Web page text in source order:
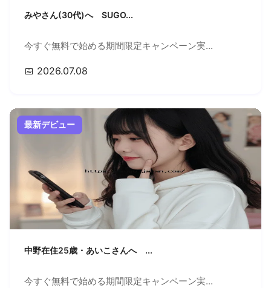
みやさん(30代)へ SUGO...
今すぐ無料で始める期間限定キャンペーン実...
📅 2026.07.08
最新デビュー
中野在住25歳・あいこさんへ ...
今すぐ無料で始める期間限定キャンペーン実...